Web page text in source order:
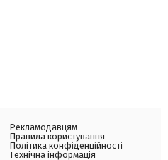
Рекламодавцям
Правила користування
Політика конфіденційності
Технічна інформація